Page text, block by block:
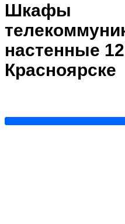
Шкафы
настенные
Красноярске